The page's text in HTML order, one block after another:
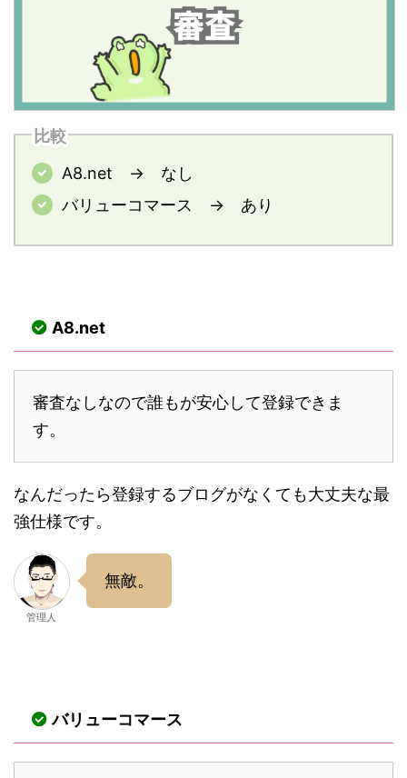
比較
A8.net → なし
バリューコマース → あり
A8.net
審査なしなので誰もが安心して登録できま
す。
なんだったら登録するブログがなくても大丈夫な最
強仕様です。
管理人
無敵。
バリューコマース